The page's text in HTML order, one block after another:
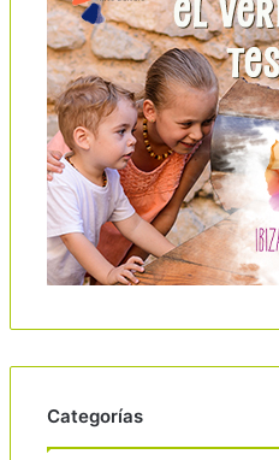
Categorías